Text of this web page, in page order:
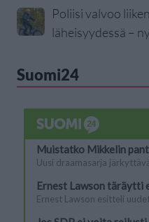
Poliisi valvoo
läheisyydessä –
Suomi24